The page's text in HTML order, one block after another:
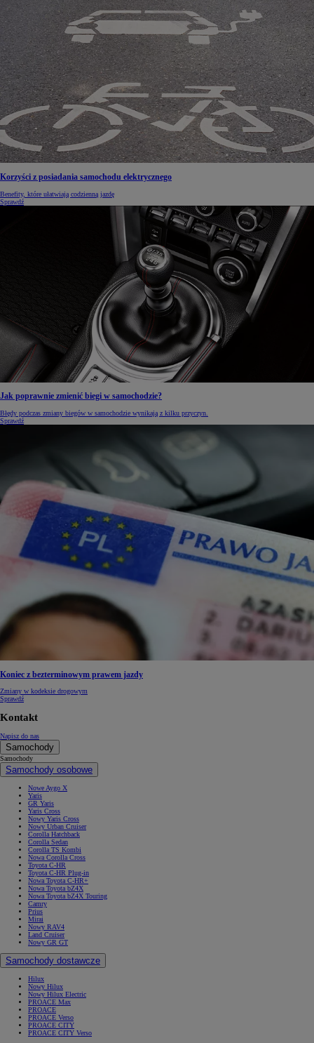
Korzyści z posiadania samochodu elektrycznego
Benefity, które ułatwiają codzienną jazdę
Sprawdź
Jak poprawnie zmienić biegi w samochodzie?
Błędy podczas zmiany biegów w samochodzie wynikają z kilku przyczyn.
Sprawdź
Koniec z bezterminowym prawem jazdy
Zmiany w kodeksie drogowym
Sprawdź
Kontakt
Napisz do nas
Samochody
Samochody
Samochody osobowe
Nowe Aygo X
Yaris
GR Yaris
Yaris Cross
Nowy Yaris Cross
Nowy Urban Cruiser
Corolla Hatchback
Corolla Sedan
Corolla TS Kombi
Nowa Corolla Cross
Toyota C-HR
Toyota C-HR Plug-in
Nowa Toyota C-HR+
Nowa Toyota bZ4X
Nowa Toyota bZ4X Touring
Camry
Prius
Mirai
Nowy RAV4
Land Cruiser
Nowy GR GT
Samochody dostawcze
Hilux
Nowy Hilux
Nowy Hilux Electric
PROACE Max
PROACE
PROACE Verso
PROACE CITY
PROACE CITY Verso